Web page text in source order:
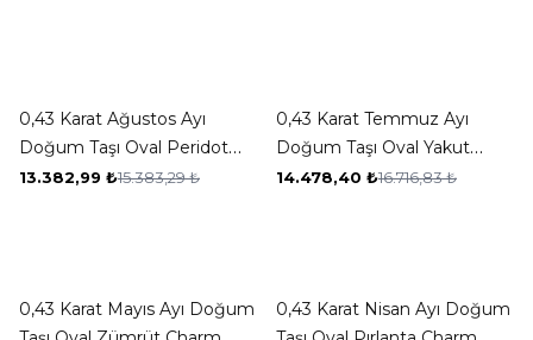
-13%
0,43 Karat Ağustos Ayı
Doğum Taşı Oval Peridot
Charm Kolye Ucu
13.382,99 ₺15.383,29₺
-13%
0,43 Karat Temmuz Ayı
Doğum Taşı Oval Yakut
Charm Kolye Ucu
14.478,40 ₺16.716,83₺
-13%
0,43 Karat Mayıs Ayı Doğum
-13%
0,43 Karat Nisan Ayı Doğum